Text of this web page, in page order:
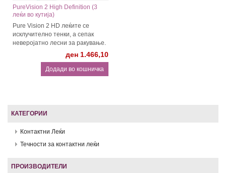
PureVision 2 High Definition (3
леќи во кутија)
Pure Vision 2 HD леќите се
исклучително тенки, а сепак
неверојатно лесни за ракување.
ден 1.466,10
КАТЕГОРИИ
Контактни Леќи
Течности за контактни леќи
ПРОИЗВОДИТЕЛИ